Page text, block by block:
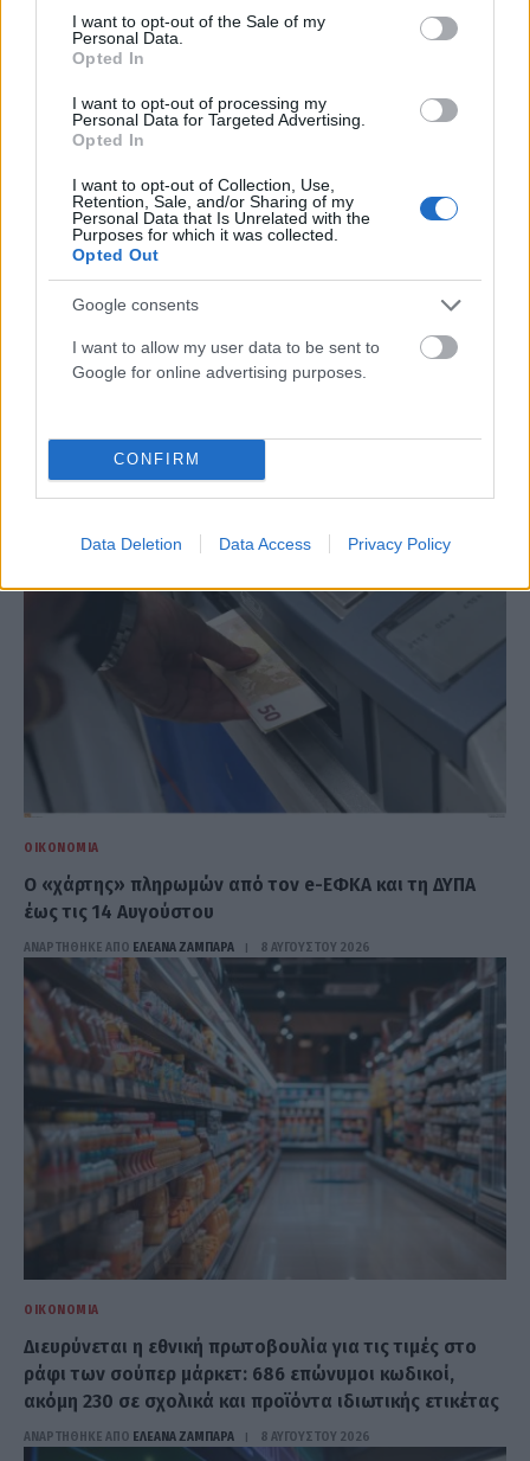
consent section.
I want to opt-out of the Sale of my
Personal Data.
Opted In
I want to opt-out of processing my
Personal Data for Targeted Advertising.
Opted In
I want to opt-out of Collection, Use,
Retention, Sale, and/or Sharing of my
Personal Data that Is Unrelated with the
Purposes for which it was collected.
Opted Out
Google consents
I want to allow my user data to be sent to
Google for online advertising purposes.
CONFIRM
Data Deletion Data Access Privacy Policy
FacebookTwitter Pinterest LinkedIn Tumblr
ΠΡΟΗΓΟΎΜΕΝΟ ΆΡΘΡΟ
Δείτε τα πρωτοσέλιδα των
ΕΠΌΜΕΝΟ ΆΡΘΡΟ
Ερντογάν
gmylonas
ΣΧΕΤΙΚΑΑΡΘΡΑ
ΟΙΚΟΝΟΜΊΑ
Ο «χάρτης» πληρωμών από τον e-ΕΦΚΑ και τη ΔΥΠΑ
έως τις 14 Αυγούστου
ΑΝΑΡΤΗΘΗΚΕ ΑΠΟ ΕΛΕΑΝΑ ΖΑΜΠΑΡΑ 8 ΑΥΓΟΎΣΤΟΥ 2026
ΟΙΚΟΝΟΜΊΑ
Διευρύνεται η εθνική πρωτοβουλία για τις τιμές στο
ράφι των σούπερ μάρκετ: 686 επώνυμοι κωδικοί,
ακόμη 230 σε σχολικά και προϊόντα ιδιωτικής ετικέτας
ΑΝΑΡΤΗΘΗΚΕ ΑΠΟ ΕΛΕΑΝΑ ΖΑΜΠΑΡΑ 8 ΑΥΓΟΎΣΤΟΥ 2026